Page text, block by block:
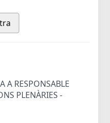
A RESPONSABLE
PLENÀRIES -